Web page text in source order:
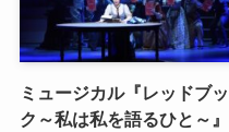
ミュージカル『レッドブッ
ク～私は私を語るひと～』